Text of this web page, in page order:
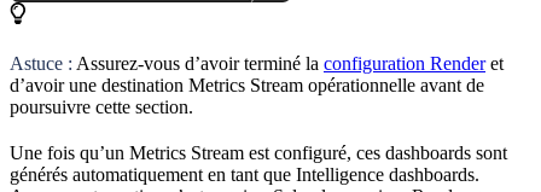
Astuce : Assurez-vous d’avoir terminé la configuration Renderet
d’avoir une destination Metrics Stream opérationnelle avant de
poursuivre cette section.
Une fois qu’un Metrics Stream est configuré, ces dashboards sont
générés automatiquement en tant que Intelligence dashboards.